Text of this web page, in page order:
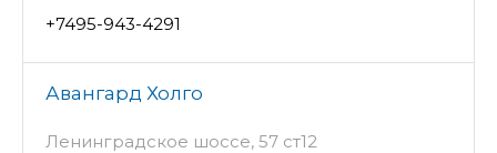
+7495-943-4291
Авангард Холго
Ленинградское шоссе, 57 ст12